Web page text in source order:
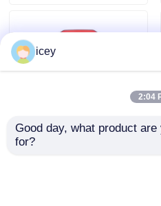
icey
2:04
Good day, what product are
for?